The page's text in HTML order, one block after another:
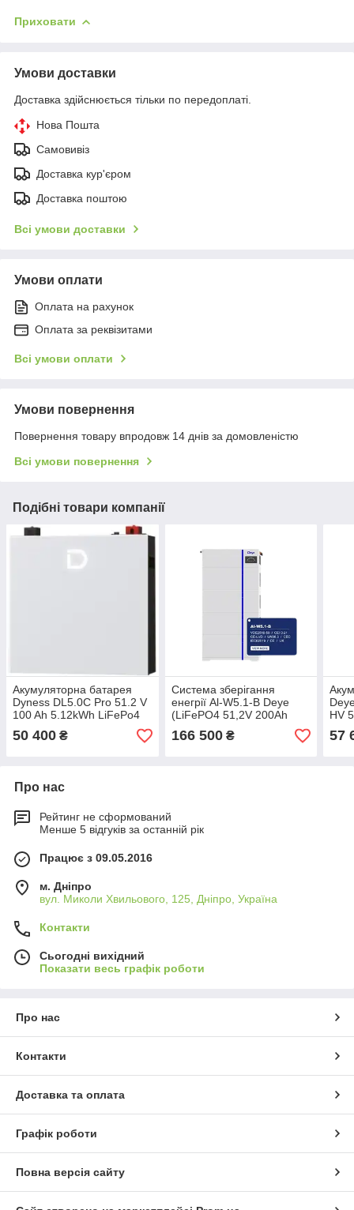
Приховати
Умови доставки
Доставка здійснюється тільки по передоплаті.
Нова Пошта
Самовивіз
Доставка кур'єром
Доставка поштою
Всі умови доставки
Умови оплати
Оплата на рахунок
Оплата за реквізитами
Всі умови оплати
Умови повернення
Повернення товару впродовж 14 днів за домовленістю
Всі умови повернення
Подібні товари компанії
Акумуляторна батарея
Dyness DL5.0C Pro 51.2 V
100 Ah 5.12kWh LiFePo4
(DL5.0C Pro)
50 400 ₴
Система зберігання
енегрії Al-W5.1-B Deye
(LiFePO4 51,2V 200Ah
10,24kWh)
166 500₴
HV
no
57
Про нас
Рейтинг не сформований
Менше 5 відгуків за останній рік
Працює з 09.05.2016
м. Дніпро
вул. Миколи Хвильового, 125, Дніпро, Україна
Контакти
Сьогодні вихідний
Показати весь графік роботи
Про нас
Контакти
Доставка та оплата
Графік роботи
Повна версія сайту